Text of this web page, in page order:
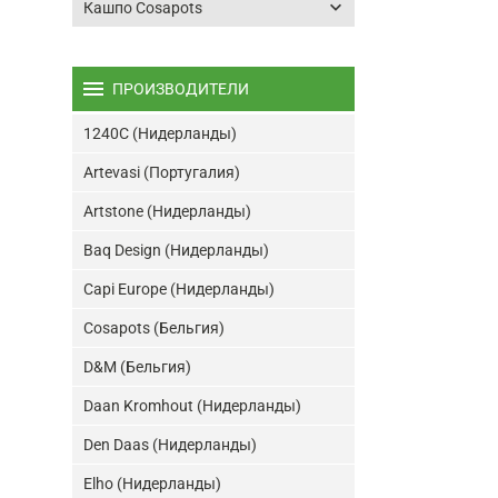
Кашпо Cosapots keyboard_arrow_down
menu ПРОИЗВОДИТЕЛИ
1240C (Нидерланды)
Artevasi (Португалия)
Artstone (Нидерланды)
Baq Design (Нидерланды)
Capi Europe (Нидерланды)
Cosapots (Бельгия)
D&M (Бельгия)
Daan Kromhout (Нидерланды)
Den Daas (Нидерланды)
Elho (Нидерланды)